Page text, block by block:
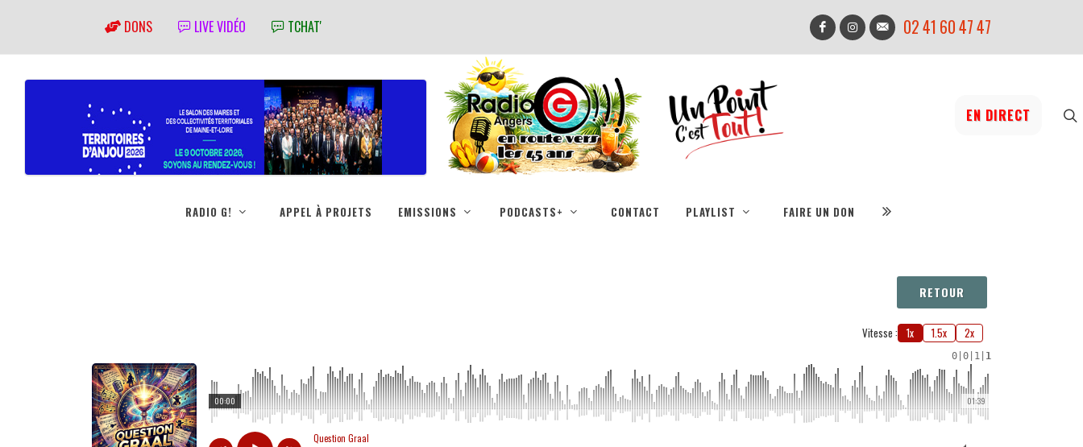
DONS LIVE VIDÉO TCHAT' 02 41 60 47 47
EN DIRECT
RADIO G! APPEL À PROJETS EMISSIONS PODCASTS+ CONTACT PLAYLIST FAIRE UN DON
RETOUR
Vitesse : 1x 1.5x 2x
0 0 1 1
01:39
00:00
Question Graal